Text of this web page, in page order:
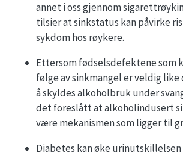
annet i oss gjennom
tilsier at sinkstatus kan påvirke
sykdom hos røykere.
Ettersom fødselsdefektene som
følge av sinkmangel er veldig
å skyldes alkoholbruk under
det foreslått at alkoholindusert
være mekanismen som ligger til
Diabetes kan øke urinutskillelsen